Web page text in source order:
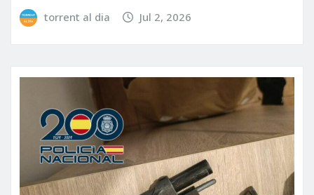
torrent al dia Jul 2, 2026